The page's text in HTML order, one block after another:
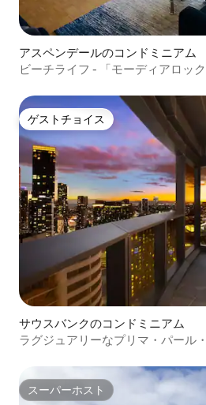
アスペンデールのコンドミニアム
ビーチライフ - 「モーディアロッ
ゲストチョイス
ゲストチョイス
サウスバンクのコンドミニアム
ラグジュアリーなプリマ・パール
スーパーホスト
スーパーホスト